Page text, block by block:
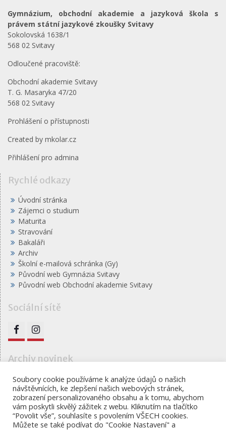
Gymnázium, obchodní akademie a jazyková škola s
právem státní jazykové zkoušky Svitavy
Sokolovská 1638/1
568 02 Svitavy
Odloučené pracoviště:
Obchodní akademie Svitavy
T. G. Masaryka 47/20
568 02 Svitavy
Prohlášení o přístupnosti
Created by mkolar.cz
Přihlášení pro admina
Rychlé odkazy
Úvodní stránka
Zájemci o studium
Maturita
Stravování
Bakaláři
Archiv
Školní e-mailová schránka (Gy)
Původní web Gymnázia Svitavy
Původní web Obchodní akademie Svitavy
Sociální sítě
FB IG
Archiv novinek
Archiv
novinek
Soubory cookie používáme k analýze údajů o našich
návštěvnících, ke zlepšení našich webových stránek,
zobrazení personalizovaného obsahu a k tomu, abychom
vám poskytli skvělý zážitek z webu. Kliknutím na tlačítko
“Povolit vše”, souhlasíte s povolením VŠECH cookies.
Můžete se také podívat do "Cookie Nastavení" a